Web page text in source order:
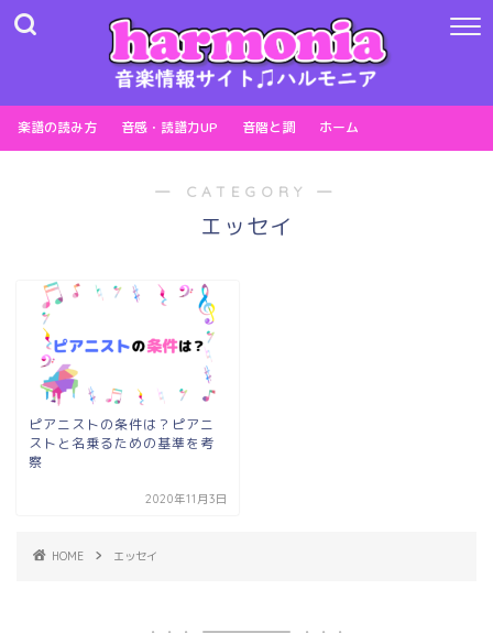
楽譜の読み方 音感・読譜力UP 音階と調 ホーム
― CATEGORY ―
エッセイ
ピアニストの条件は？ピアニ
ストと名乗るための基準を考
察
2020年11月3日
HOME エッセイ